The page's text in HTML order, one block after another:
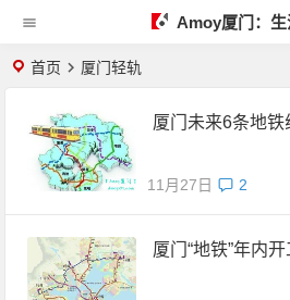
Amoy厦门：生
首页 厦门轻轨
厦门未来6条地铁
11月27日 2
厦门“地铁”年内